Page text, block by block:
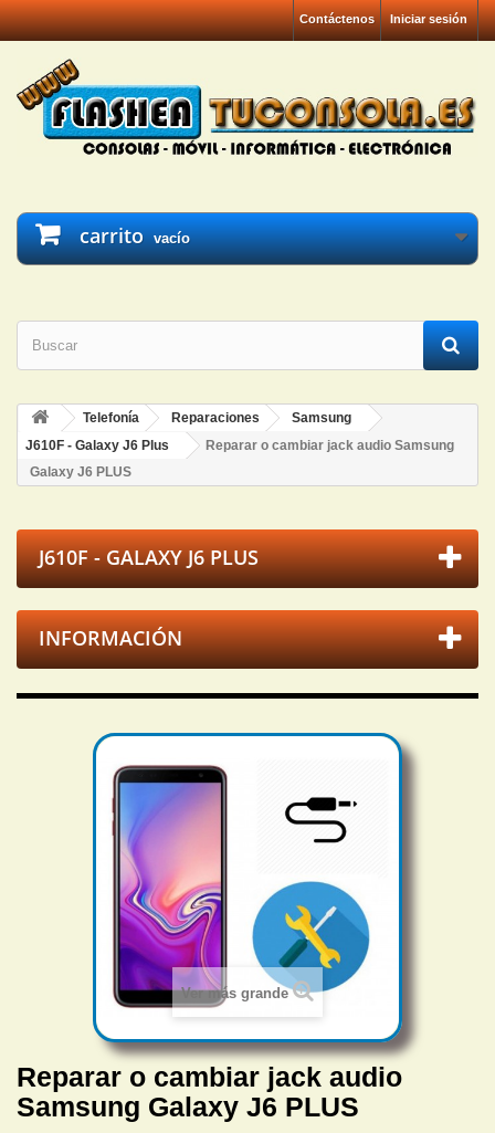
Iniciar sesión
Contáctenos
carrito vacío
Telefonía Reparaciones
Samsung
J610F - Galaxy J6 Plus
Reparar o cambiar jack audio Samsung
Galaxy J6 PLUS
J610F - GALAXY J6 PLUS
INFORMACIÓN
Ver más grande
Reparar o cambiar jack audio
Samsung Galaxy J6 PLUS